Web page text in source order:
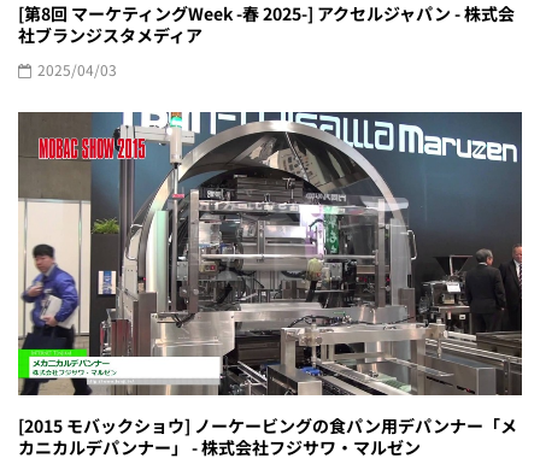
[第8回 マーケティングWeek -春 2025-] アクセルジャパン - 株式会
社ブランジスタメディア
2025/04/03
[2015 モバックショウ] ノーケービングの食パン用デパンナー「メ
カニカルデパンナー」 - 株式会社フジサワ・マルゼン